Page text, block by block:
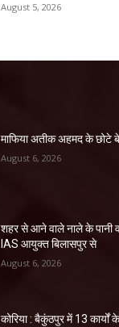
August 5, 2026
माफिया अतीक अहमद के छोटे
August 6, 2026
शहर से आने वाले नाले के पानी
IAS आयुक्त बिलासपुर से
August 6, 2026
कोरिया : बैकुंठपुर में 13